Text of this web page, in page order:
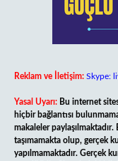
Reklam ve İletişim: Skype:
Yasal Uyarı: Bu internet
hiçbir bağlantısı
makaleler
taşımamakta olup, gerçek
yapılmamaktadır. Gerçek